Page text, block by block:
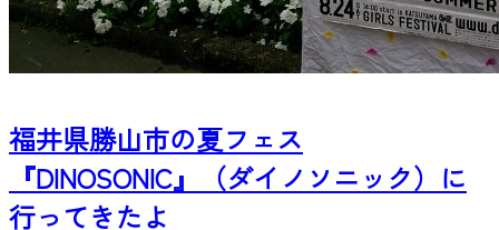
福井県勝山市の夏フェス
『DINOSONIC』（ダイノソニック）に
行ってきたよ